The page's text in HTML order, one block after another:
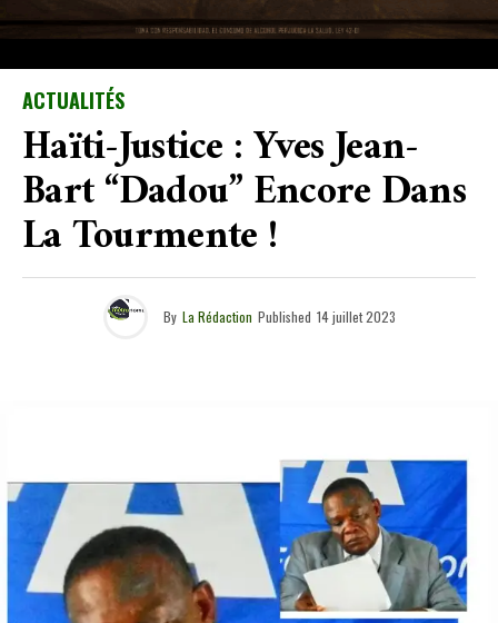
ACTUALITÉS
Haïti-Justice : Yves Jean-
Bart “Dadou” Encore Dans
La Tourmente !
By La Rédaction Published 14 juillet 2023